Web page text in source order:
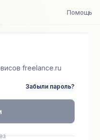
Помощь
freelance.ru
Забыли пароль?